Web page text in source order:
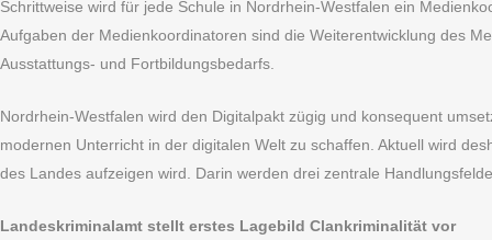
Schrittweise wird für jede Schule in Nordrhein-Westfalen ein
Aufgaben der Medienkoordinatoren sind die Weiterentwicklung des
Ausstattungs- und Fortbildungsbedarfs.
Nordrhein-Westfalen wird den Digitalpakt zügig und konsequent
modernen Unterricht in der digitalen Welt zu schaffen. Aktuell wird
des Landes aufzeigen wird. Darin werden drei zentrale
Landeskriminalamt stellt erstes Lagebild Clankriminalität vor